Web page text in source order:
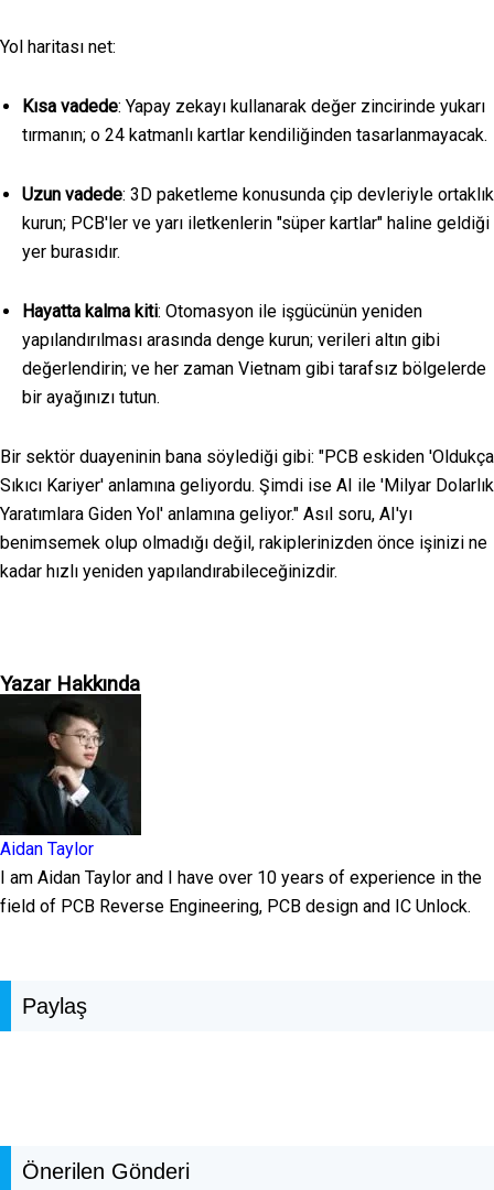
Yol haritası net:
Kısa vadede: Yapay zekayı kullanarak değer zincirinde yukarı
tırmanın; o 24 katmanlı kartlar kendiliğinden tasarlanmayacak.
Uzun vadede: 3D paketleme konusunda çip devleriyle ortaklık
kurun; PCB'ler ve yarı iletkenlerin "süper kartlar" haline geldiği
yer burasıdır.
Hayatta kalma kiti: Otomasyon ile işgücünün yeniden
yapılandırılması arasında denge kurun; verileri altın gibi
değerlendirin; ve her zaman Vietnam gibi tarafsız bölgelerde
bir ayağınızı tutun.
Bir sektör duayeninin bana söylediği gibi: "PCB eskiden 'Oldukça
Sıkıcı Kariyer' anlamına geliyordu. Şimdi ise AI ile 'Milyar Dolarlık
Yaratımlara Giden Yol' anlamına geliyor." Asıl soru, AI'yı
benimsemek olup olmadığı değil, rakiplerinizden önce işinizi ne
kadar hızlı yeniden yapılandırabileceğinizdir.
Yazar Hakkında
Aidan Taylor
I am Aidan Taylor and I have over 10 years of experience in the
field of PCB Reverse Engineering, PCB design and IC Unlock.
Paylaş
Önerilen Gönderi